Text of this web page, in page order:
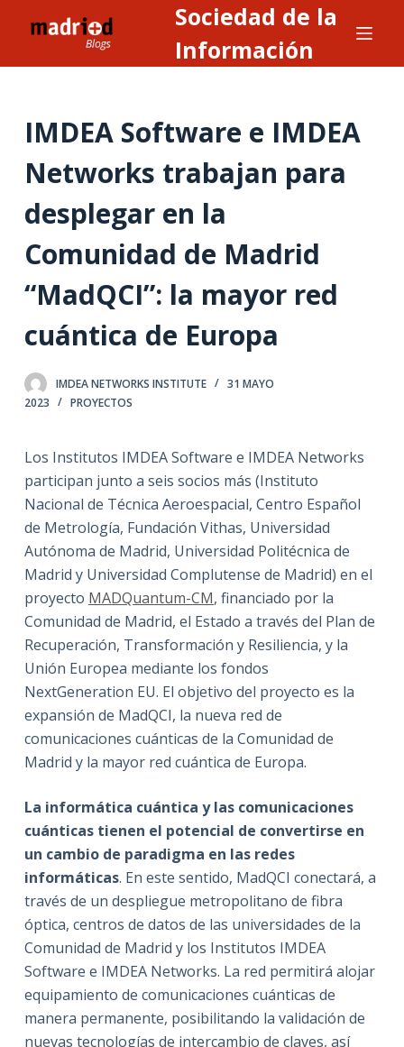
l
n
o
Sociedad de la
Información
IMDEA Software e IMDEA
Networks trabajan para
desplegar en la
Comunidad de Madrid
“MadQCI”: la mayor red
cuántica de Europa
IMDEA NETWORKS INSTITUTE
31 MAYO
2023
PROYECTOS
Los Institutos IMDEA Software e IMDEA Networks
participan junto a seis socios más (Instituto
Nacional de Técnica Aeroespacial, Centro Español
de Metrología, Fundación Vithas, Universidad
Autónoma de Madrid, Universidad Politécnica de
Madrid y Universidad Complutense de Madrid) en el
proyecto MADQuantum-CM, financiado por la
Comunidad de Madrid, el Estado a través del Plan de
Recuperación, Transformación y Resiliencia, y la
Unión Europea mediante los fondos
NextGeneration EU. El objetivo del proyecto es la
expansión de MadQCI, la nueva red de
comunicaciones cuánticas de la Comunidad de
Madrid y la mayor red cuántica de Europa.
La informática cuántica y las comunicaciones
cuánticas tienen el potencial de convertirse en
un cambio de paradigma en las redes
informáticas. En este sentido, MadQCI conectará, a
través de un despliegue metropolitano de fibra
óptica, centros de datos de las universidades de la
Comunidad de Madrid y los Institutos IMDEA
Software e IMDEA Networks. La red permitirá alojar
equipamiento de comunicaciones cuánticas de
manera permanente, posibilitando la validación de
nuevas tecnologías de intercambio de claves, así